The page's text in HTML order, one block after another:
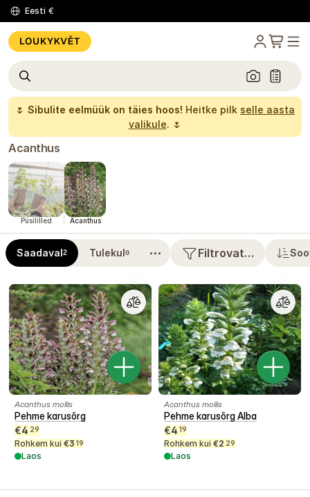
Eesti €
🌷 Sibulite eelmüük on täies hoos! Heitke pilk selle aasta
valikule. 🌷
Acanthus
Püsililled Acanthus
Saadaval2 Tulekul0 ⋯ Filtrovat…
Acanthus mollis
Pehme karusõrg
€4 29
Rohkem kui €3 19
Laos
Acanthus mollis
Pehme karusõrg Alba
€4 19
Rohkem kui €2 29
Laos